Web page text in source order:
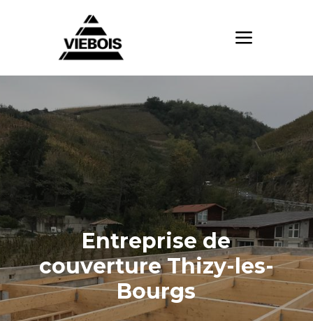
Entreprise de
couverture Thizy-les-
Bourgs